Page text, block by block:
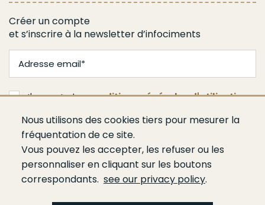
Nous utilisons des cookies tiers pour mesurer la
fréquentation de ce site.
Vous pouvez les accepter, les refuser ou les
personnaliser en cliquant sur les boutons
correspondants. see our privacy policy.
Créer un compte
et s’inscrire à la newsletter d’infociments
J'accepte lesconditions générales d'utilisation
Je m'abonne